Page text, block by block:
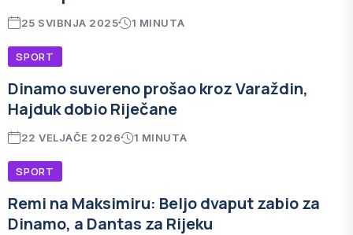
25 SVIBNJA 2025 1 MINUTA
SPORT
Dinamo suvereno prošao kroz Varaždin,
Hajduk dobio Riječane
22 VELJAČE 2026 1 MINUTA
SPORT
Remi na Maksimiru: Beljo dvaput zabio za
Dinamo, a Dantas za Rijeku